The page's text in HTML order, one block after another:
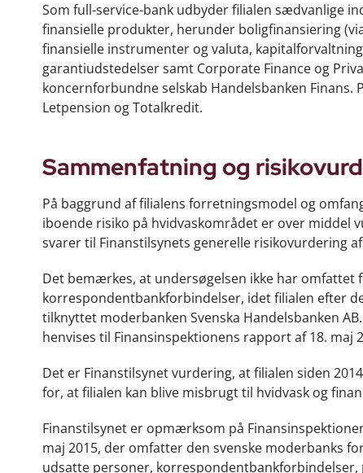
Som full-service-bank udbyder filialen sædvanlige
finansielle produkter, herunder boligfinansiering
finansielle instrumenter og valuta,
garantiudstedelser samt Corporate Finance og
koncernforbundne selskab Handelsbanken
Letpension og Totalkredit.
Sammenfatning og
På baggrund af filialens forretningsmodel og
iboende risiko på hvidvaskområdet er over
svarer til Finanstilsynets generelle risikovurdering
Det bemærkes, at undersøgelsen ikke har
korrespondentbankforbindelser, idet filialen efter
tilknyttet moderbanken Svenska Handelsbanken
henvises til Finansinspektionens rapport af 18. maj
Det er Finanstilsynet vurdering, at filialen siden
for, at filialen kan blive misbrugt til hvidvask og
Finanstilsynet er opmærksom på
maj 2015, der omfatter den svenske moderbanks
udsatte personer,